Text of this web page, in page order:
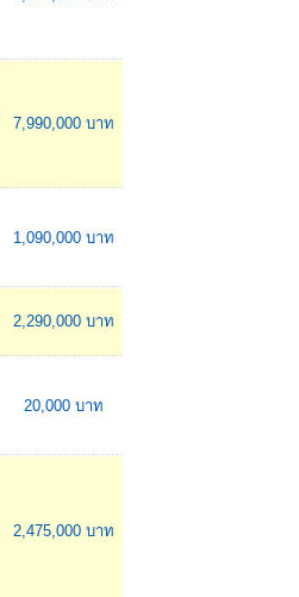
7,990,000 บาท
1,090,000 บาท
2,290,000 บาท
20,000 บาท
2,475,000 บาท